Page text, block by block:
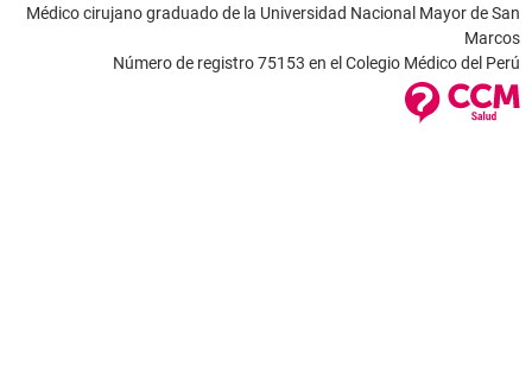
Médico cirujano graduado de la Universidad Nacional Mayor de San
Marcos
Número de registro 75153 en el Colegio Médico del Perú